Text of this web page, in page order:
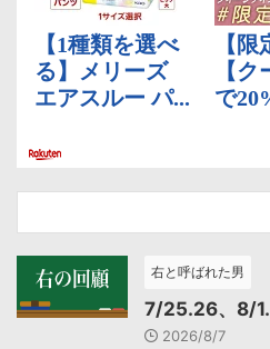
右と呼ばれた男
7/25.26、8/
2026/8/7